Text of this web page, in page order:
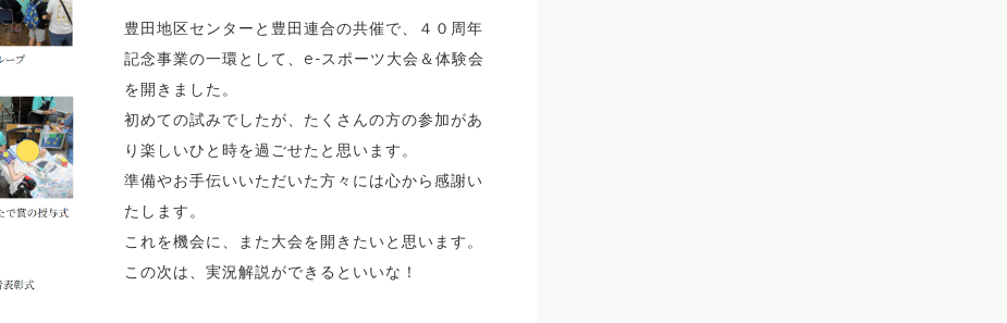
豊田地区センターと豊田連合の共催で、４０周年
記念事業の一環として、e-スポーツ大会＆体験会
を開きました。
初めての試みでしたが、たくさんの方の参加があ
り楽しいひと時を過ごせたと思います。
準備やお手伝いいただいた方々には心から感謝い
たします。
これを機会に、また大会を開きたいと思います。
この次は、実況解説ができるといいな！